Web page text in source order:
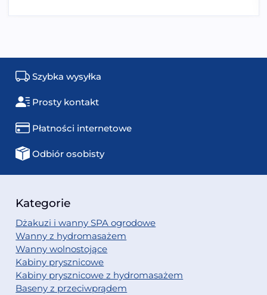
Szybka wysyłka
Prosty kontakt
Płatności internetowe
Odbiór osobisty
Kategorie
Dżakuzi i wanny SPA ogrodowe
Wanny z hydromasażem
Wanny wolnostojące
Kabiny prysznicowe
Kabiny prysznicowe z hydromasażem
Baseny z przeciwprądem